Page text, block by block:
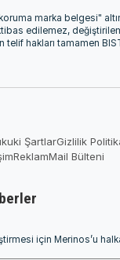
marka belgesi"
edilemez,
telif hakları tamamen
ŞartlarGizlilik
ReklamMail Bülteni
için Merinos’u